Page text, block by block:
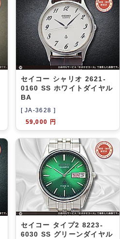
セイコー シャリオ 2621-
0160 SS ホワイトダイヤル
BA
[ JA-3628 ]
59,000 円
セイコー タイプ2 8223-
6030 SS グリーンダイヤル